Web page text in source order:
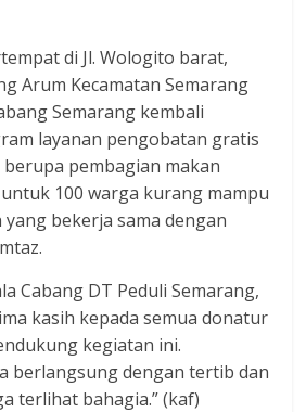
di Jl. Wologito barat,
Arum Kecamatan Semarang
Semarang kembali
layanan pengobatan gratis
pembagian makan
100 warga kurang mampu
bekerja sama dengan
Cabang DT Peduli Semarang,
kasih kepada semua donatur
kegiatan ini.
berlangsung dengan tertib dan
terlihat bahagia.” (kaf)